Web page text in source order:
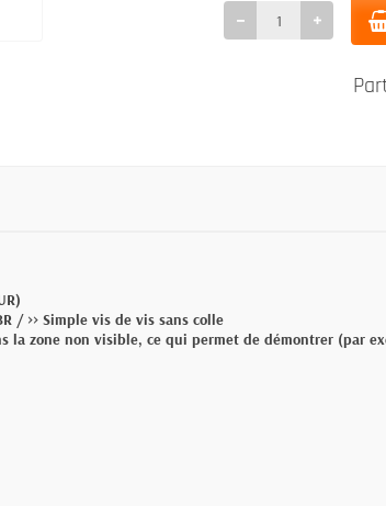
/ >> Simple vis de vis sans colle
la zone non visible, ce qui permet de démontrer (par